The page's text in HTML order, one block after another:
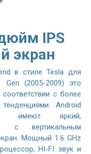
IPS
экран
в стиле Tesla для
(2005-2009) это
с более
Android
имеют яркий,
с вертикальным
Мощный 1.6 GHz
HI-FI звук и